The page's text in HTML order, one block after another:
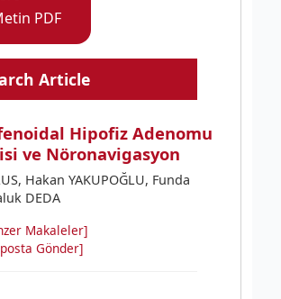
PDF
Article
Hipofiz Adenomu
ve Nöronavigasyon
Hakan YAKUPOĞLU, Funda
DEDA
Makaleler]
Gönder]